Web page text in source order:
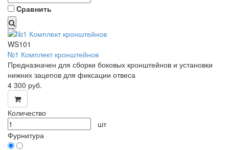
Cравнить
WS101
№1 Комплект кронштейнов
Предназначен для сборки боковых кронштейнов и установки
нижних зацепов для фиксации отвеса
4 300 руб.
Количество
шт
Фурнитура